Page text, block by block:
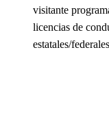
visitante
licencias de
estatales/